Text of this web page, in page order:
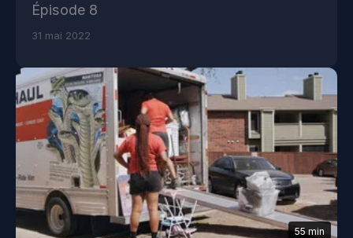
Épisode 8
31 mai 2022
55 min